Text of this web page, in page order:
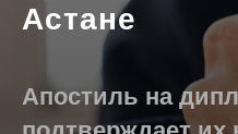
Астане
Апостиль на